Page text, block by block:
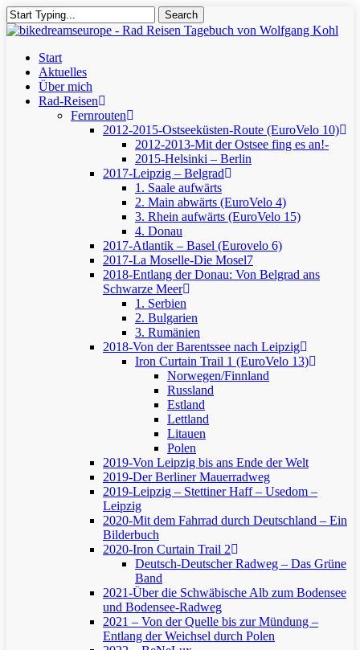
Skip
to
content
Search
Close
Menu
Start
Aktuelles
Über mich
Rad-Reisen
Fernrouten
2012-2015-Ostseeküsten-Route (EuroVelo 10)
2012-2013-Mit der Ostsee fing es an!-
2015-Helsinki – Berlin
2017-Leipzig – Belgrad
1. Saale aufwärts
2. Main abwärts (EuroVelo 4)
3. Rhein aufwärts (EuroVelo 15)
4. Donau
2017-Atlantik – Basel (Eurovelo 6)
2017-La Moselle-Die Mosel7
2018-Entlang der Donau: Von Belgrad ans
Schwarze Meer
1. Serbien
2. Bulgarien
3. Rumänien
2018-Von der Barentssee nach Leipzig
Iron Curtain Trail 1 (EuroVelo 13)
Norwegen/Finnland
Russland
Estland
Lettland
Litauen
Polen
2019-Von Leipzig bis ans Ende der Welt
2019-Der Berliner Mauerradweg
2019-Leipzig – Stettiner Haff – Usedom –
Leipzig
2020-Mit dem Fahrrad durch Deutschland – Ein
Bilderbuch
2020-Iron Curtain Trail 2
Deutsch-Deutscher Radweg – Das Grüne
Band
2021-Über die Schwäbische Alb zum Bodensee
und Bodensee-Radweg
2021 – Von der Quelle bis zur Mündung –
Entlang der Weichsel durch Polen